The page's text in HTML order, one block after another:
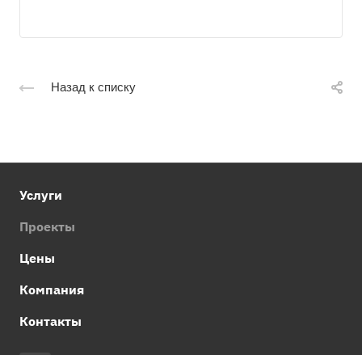
Назад к списку
Услуги
Проекты
Цены
Компания
Контакты